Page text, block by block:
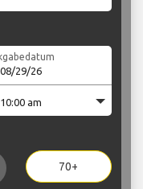
70+